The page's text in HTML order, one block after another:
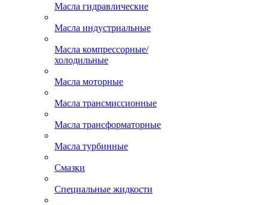
Масла гидравлические
Масла индустриальные
Масла компрессорные/
холодильные
Масла моторные
Масла трансмиссионные
Масла трансформаторные
Масла турбинные
Смазки
Специальные жидкости